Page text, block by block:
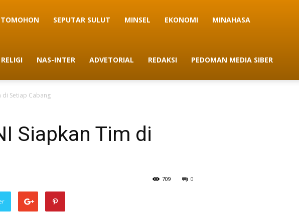
TOMOHON SEPUTAR SULUT MINSEL EKONOMI MINAHASA
RELIGI NAS-INTER ADVETORIAL REDAKSI PEDOMAN MEDIA SIBER
di Setiap Cabang
Siapkan Tim di
0
709